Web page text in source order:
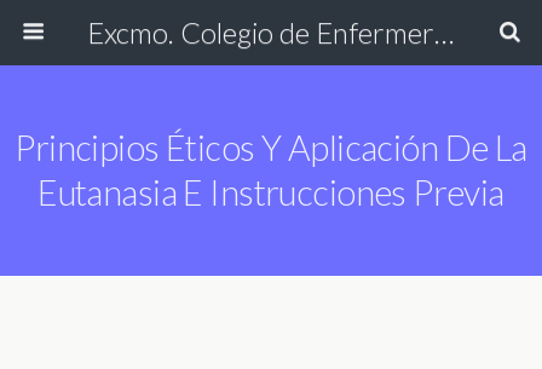
Excmo. Colegio de Enfermería de Cádiz
Principios Éticos Y Aplicación De La
Eutanasia E Instrucciones Previa